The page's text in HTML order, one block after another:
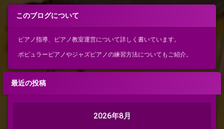
このブログについて
ピアノ指導、ピアノ教室運営について詳しく書いています。
ポピュラーピアノやジャズピアノの練習方法についてもご紹介。
最近の投稿
2026年8月